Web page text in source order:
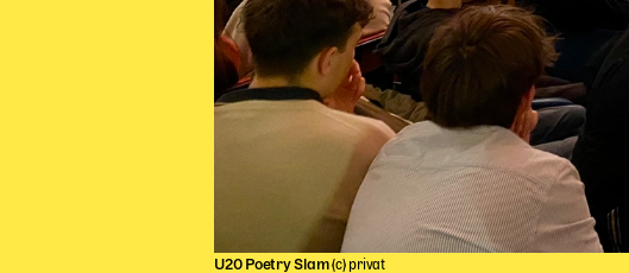
U20 Poetry Slam(c) privat